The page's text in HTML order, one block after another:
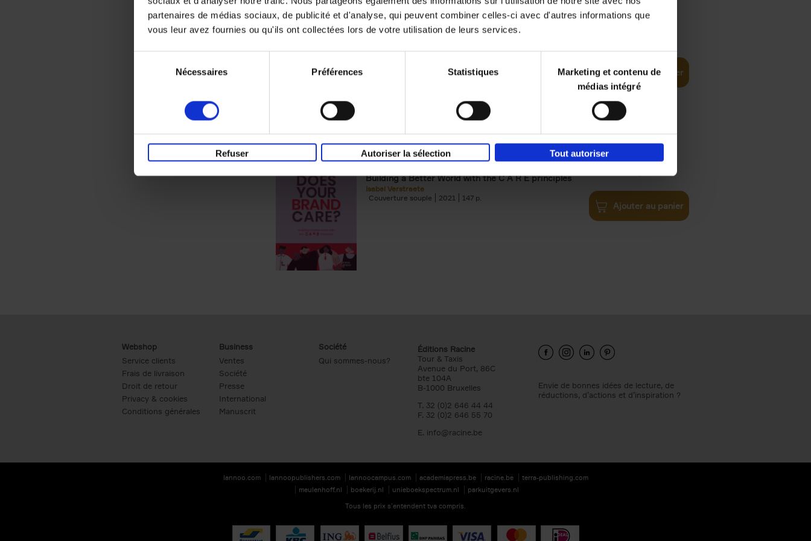
partenaires de médias sociaux, de publicité et d'analyse, qui peuvent combiner celles-ci avec d'autres informations que
vous leur avez fournies ou qu'ils ont collectées lors de votre utilisation de leurs services.
Nécessaires Préférences Statistiques
Marketing et contenu de
médias intégré
Refuser Autoriser la sélection Tout autoriser
Digital marketing like a PRO -
completely revised edition
Ajouter au panier
Does Your Brand Care?
Building a Better World with the C A R E principles
Isabel Verstraete
Couverture souple
2021 147
€34,99
Ajouter au panier
Webshop
Service clients
Frais de livraison
Droit de retour
Privacy & cookies
Conditions générales
Business
Ventes
Société
Presse
International
Manuscrit
Société
Qui sommes-nous?
Éditions Racine
Tour & Taxis
Avenue du Port, 86C
bte 104A
B-1000 Bruxelles
T. 32 (0)2 646 44 44
F. 32 (0)2 646 55 70
E. info@racine.be
Envie de bonnes idées de lecture, de
réductions, d’actions et d’inspiration ?
lannoo.com lannoopublishers.com lannoocampus.com academiapress.be racine.be
terra-publishing.com
meulenhoff.nl
boekerij.nl unieboekspectrum.nl
parkuitgevers.nl
Tous les prix s’entendent tva compris.